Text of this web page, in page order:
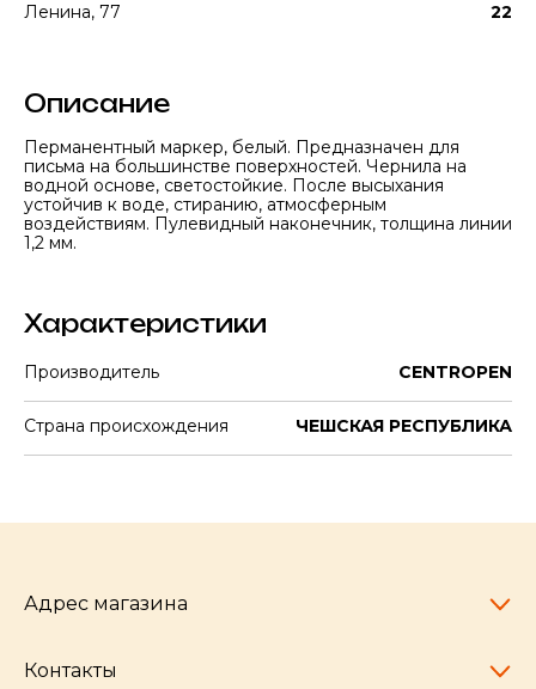
Ленина, 77 22
Описание
Перманентный маркер, белый. Предназначен для
письма на большинстве поверхностей. Чернила на
водной основе, светостойкие. После высыхания
устойчив к воде, стиранию, атмосферным
воздействиям. Пулевидный наконечник, толщина линии
1,2 мм.
Характеристики
Производитель CENTROPEN
Страна происхождения ЧЕШСКАЯ РЕСПУБЛИКА
Адрес магазина
Челябинск,
Контакты